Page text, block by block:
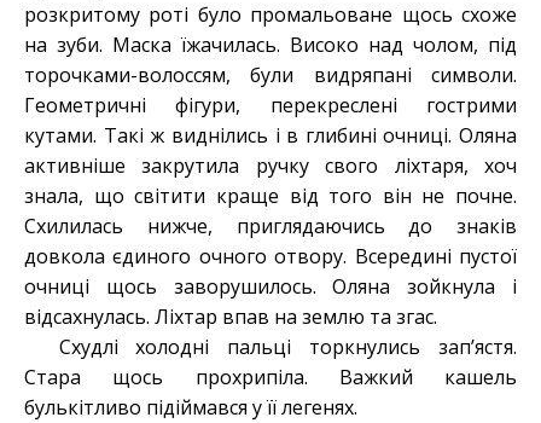
розкритому роті було промальоване щось схоже
на зуби. Маска їжачилась. Високо над чолом, під
торочками-волоссям, були видряпані символи.
Геометричні фігури, перекреслені гострими
кутами. Такі ж виднілись і в глибині очниці. Оляна
активніше закрутила ручку свого ліхтаря, хоч
знала, що світити краще від того він не почне.
Схилилась нижче, приглядаючись до знаків
довкола єдиного очного отвору. Всередині пустої
очниці щось заворушилось. Оляна зойкнула і
відсахнулась. Ліхтар впав на землю та згас.
Схудлі холодні пальці торкнулись зап’ястя.
Стара щось прохрипіла. Важкий кашель
булькітливо підіймався у її легенях.